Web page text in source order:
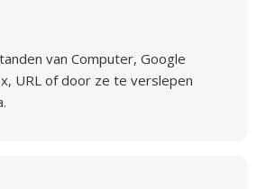
van Computer, Google
URL of door ze te verslepen